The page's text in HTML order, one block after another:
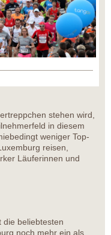
stehen wird,
in diesem
weniger Top-
reisen,
Läuferinnen und
die beliebtesten
noch mehr ein als